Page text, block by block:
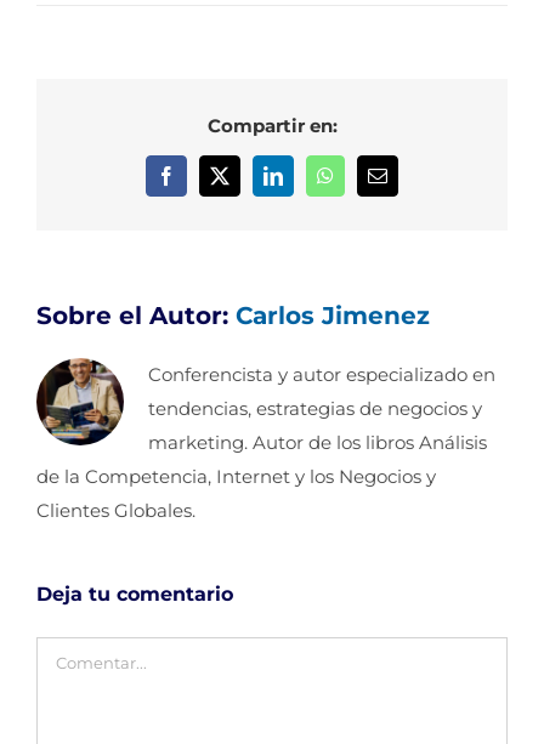
Compartir en:
Facebook
X LinkedInWhatsAppCorreo
Sobre el Autor: Carlos Jimenez
Conferencista y autor especializado en
tendencias, estrategias de negocios y
marketing. Autor de los libros Análisis
de la Competencia, Internet y los Negocios y
Clientes Globales.
Deja tu comentario
Comentar